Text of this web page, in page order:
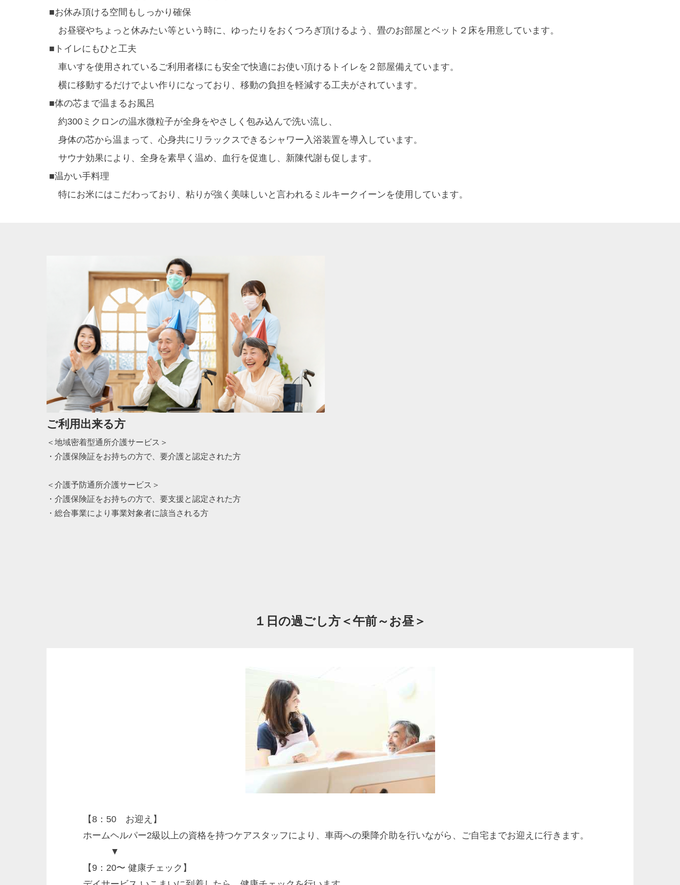
■お休み頂ける空間もしっかり確保
お昼寝やちょっと休みたい等という時に、ゆったりをおくつろぎ頂けるよう、畳のお部屋とベット２床を用意しています。
■トイレにもひと工夫
車いすを使用されているご利用者様にも安全で快適にお使い頂けるトイレを２部屋備えています。
横に移動するだけでよい作りになっており、移動の負担を軽減する工夫がされています。
■体の芯まで温まるお風呂
約300ミクロンの温水微粒子が全身をやさしく包み込んで洗い流し、
身体の芯から温まって、心身共にリラックスできるシャワー入浴装置を導入しています。
サウナ効果により、全身を素早く温め、血行を促進し、新陳代謝も促します。
■温かい手料理
特にお米にはこだわっており、粘りが強く美味しいと言われるミルキークイーンを使用しています。
ご利用出来る方
＜地域密着型通所介護サービス＞
・介護保険証をお持ちの方で、要介護と認定された方
＜介護予防通所介護サービス＞
・介護保険証をお持ちの方で、要支援と認定された方
・総合事業により事業対象者に該当される方
１日の過ごし方＜午前～お昼＞
【8：50 お迎え】
ホームヘルパー2級以上の資格を持つケアスタッフにより、車両への乗降介助を行いながら、ご自宅までお迎えに行きます。
▼
【9：20〜 健康チェック】